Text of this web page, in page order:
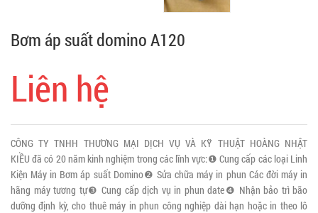
Bơm áp suất domino A120
Liên hệ
CÔNG TY TNHH THƯƠNG MẠI DỊCH VỤ VÀ KỸ THUẬT HOÀNG NHẬT
KIỀU đã có 20 năm kinh nghiệm trong các lĩnh vực:❶ Cung cấp các loại Linh
Kiện Máy in Bơm áp suất Domino❷ Sửa chữa máy in phun Các đời máy in
hãng máy tương tự❸ Cung cấp dịch vụ in phun date❹ Nhận bảo trì bão
dưỡng định kỳ, cho thuê máy in phun công nghiệp dài hạn hoặc in theo lô